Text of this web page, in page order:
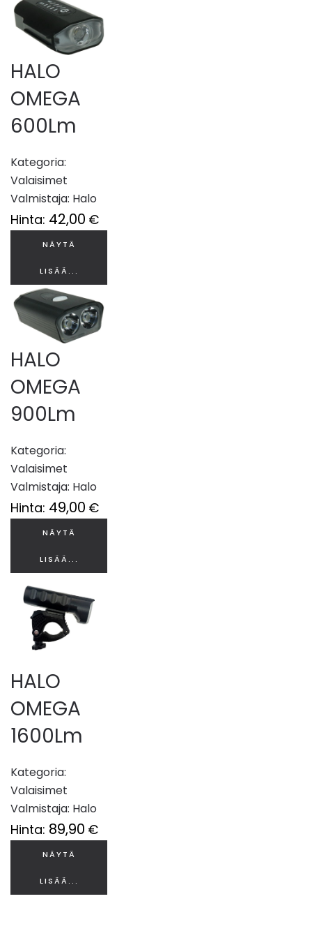
HALO
OMEGA
600Lm
Kategoria:
Valaisimet
Valmistaja: Halo
Hinta: 42,00 €
NÄYTÄ
LISÄÄ...
HALO
OMEGA
900Lm
Kategoria:
Valaisimet
Valmistaja: Halo
Hinta: 49,00 €
NÄYTÄ
LISÄÄ...
HALO
OMEGA
1600Lm
Kategoria:
Valaisimet
Valmistaja: Halo
Hinta: 89,90 €
NÄYTÄ
LISÄÄ...